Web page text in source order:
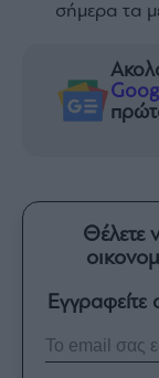
σήμερα τα
Θέλετε